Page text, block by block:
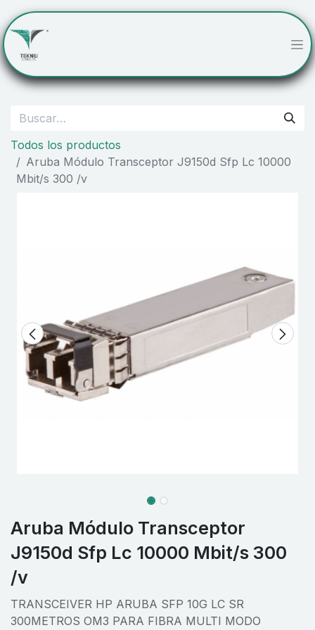
Todos los productos
Aruba Módulo Transceptor J9150d Sfp Lc 10000
Mbit/s 300 /v
Aruba Módulo Transceptor
J9150d Sfp Lc 10000 Mbit/s 300
/v
TRANSCEIVER HP ARUBA SFP 10G LC SR
300METROS OM3 PARA FIBRA MULTI MODO